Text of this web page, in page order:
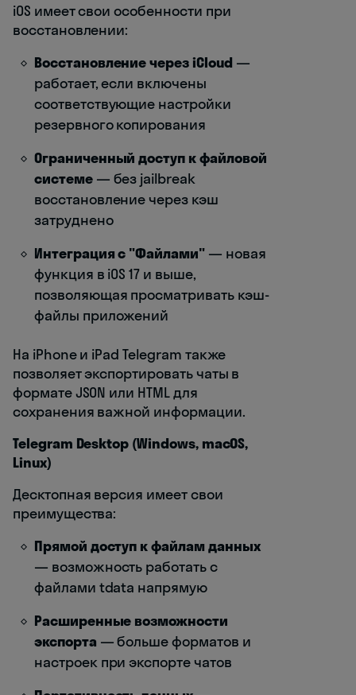
iOS имеет свои особенности при
восстановлении:
Восстановление через iCloud —
работает, если включены
соответствующие настройки
резервного копирования
Ограниченный доступ к файловой
системе— без jailbreak
восстановление через кэш
затруднено
Интеграция с "Файлами"— новая
функция в iOS 17 и выше,
позволяющая просматривать кэш-
файлы приложений
На iPhone и iPad Telegram также
позволяет экспортировать чаты в
формате JSON или HTML для
сохранения важной информации.
Telegram Desktop (Windows, macOS,
Linux)
Десктопная версия имеет свои
преимущества:
Прямой доступ к файлам данных
— возможность работать с
файлами tdata напрямую
Расширенные возможности
экспорта — больше форматов и
настроек при экспорте чатов